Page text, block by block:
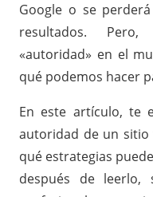
Google o se
resultados. Pero,
«autoridad» en el
qué podemos hacer
En este artículo, te
autoridad de un sitio
qué estrategias
después de leerlo,